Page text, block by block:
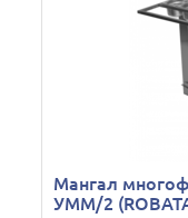
Мангал
УММ/2